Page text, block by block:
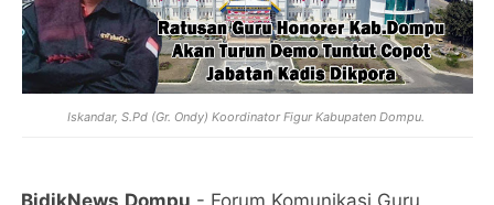
Iskandar, S.Pd (Gr. Ondy) Koordinator Figur Kabupaten Dompu.
BidikNews,Dompu - Forum Komunikasi Guru